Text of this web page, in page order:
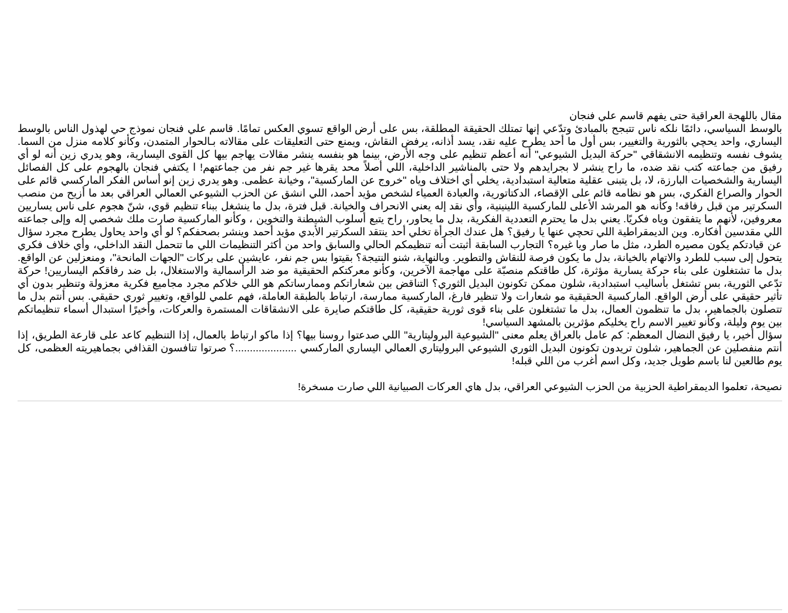
مقال باللهجة العراقية حتى يفهم قاسم علي فنجان
بالوسط السياسي، دائمًا نلكه ناس تتبجح بالمبادئ وتدّعي إنها تمتلك الحقيقة المطلقة، بس على أرض الواقع تسوي العكس تمامًا. قاسم علي فنجان نموذج حي لهذول الناس بالوسط
اليساري، واحد يحچي بالثورية والتغيير، بس أول ما أحد يطرح عليه نقد، يسد أذانه، يرفض النقاش، ويمنع حتى التعليقات على مقالاته بـالحوار المتمدن، وكأنو كلامه منزل من السما.
يشوف نفسه وتنظيمه الانشقاقي "حركة البديل الشيوعي" أنه أعظم تنظيم على وجه الأرض، بينما هو بنفسه ينشر مقالات يهاجم بيها كل القوى اليسارية، وهو يدري زين أنه لو أي
رفيق من جماعته كتب نقد ضده، ما راح ينشر لا بجرايدهم ولا حتى بالمناشير الداخلية، اللي أصلاً محد يقرها غير جم نفر من جماعتهم! ا يكتفي فنجان بالهجوم على كل الفصائل
اليسارية والشخصيات البارزة، لا، بل يتبنى عقلية متعالية استبدادية، يخلي أي اختلاف وياه "خروج عن الماركسية"، وخيانة عظمى. وهو يدري زين إنو أساس الفكر الماركسي قائم على
الحوار والصراع الفكري، بس هو نظامه قائم على الإقصاء، الدكتاتورية، والعبادة العمياء لشخص مؤيد أحمد، اللي انشق عن الحزب الشيوعي العمالي العراقي بعد ما أزيح من منصب
السكرتير من قبل رفاقه! وكأنه هو المرشد الأعلى للماركسية اللينينية، وأي نقد إله يعني الانحراف والخيانة. قبل فترة، بدل ما ينشغل ببناء تنظيم قوي، شنّ هجوم على ناس يساريين
معروفين، لأنهم ما يتفقون وياه فكريًا. يعني بدل ما يحترم التعددية الفكرية، بدل ما يحاور، راح يتبع أسلوب الشيطنة والتخوين ، وكأنو الماركسية صارت ملك شخصي إله وإلى جماعته
اللي مقدسين أفكاره. وين الديمقراطية اللي تحچي عنها يا رفيق؟ هل عندك الجرأة تخلي أحد ينتقد السكرتير الأبدي مؤيد أحمد وينشر بصحفكم؟ لو أي واحد يحاول يطرح مجرد سؤال
عن قيادتكم يكون مصيره الطرد، مثل ما صار ويا غيره؟ التجارب السابقة أثبتت أنه تنظيمكم الحالي والسابق واحد من أكثر التنظيمات اللي ما تتحمل النقد الداخلي، وأي خلاف فكري
يتحول إلى سبب للطرد والاتهام بالخيانة، بدل ما يكون فرصة للنقاش والتطوير. وبالنهاية، شنو النتيجة؟ بقيتوا بس جم نفر، عايشين على بركات "الجهات المانحة"، ومنعزلين عن الواقع.
بدل ما تشتغلون على بناء حركة يسارية مؤثرة، كل طاقتكم منصبّة على مهاجمة الآخرين، وكأنو معركتكم الحقيقية مو ضد الرأسمالية والاستغلال، بل ضد رفاقكم اليساريين! حركة
تدّعي الثورية، بس تشتغل بأساليب استبدادية، شلون ممكن تكونون البديل الثوري؟ التناقض بين شعاراتكم وممارساتكم هو اللي خلاكم مجرد مجاميع فكرية معزولة وتنظير بدون أي
تأثير حقيقي على أرض الواقع. الماركسية الحقيقية مو شعارات ولا تنظير فارغ، الماركسية ممارسة، ارتباط بالطبقة العاملة، فهم علمي للواقع، وتغيير ثوري حقيقي. بس أنتم بدل ما
تتصلون بالجماهير، بدل ما تنظمون العمال، بدل ما تشتغلون على بناء قوى ثورية حقيقية، كل طاقتكم صايرة على الانشقاقات المستمرة والعركات، وأخيرًا استبدال أسماء تنظيماتكم
بين يوم وليلة، وكأنو تغيير الاسم راح يخليكم مؤثرين بالمشهد السياسي!
سؤال أخير، يا رفيق النضال المعظم: كم عامل بالعراق يعلم معنى "الشيوعية البروليتارية" اللي صدعتوا روسنا بيها؟ إذا ماكو ارتباط بالعمال، إذا التنظيم كاعد على قارعة الطريق، إذا
أنتم منفصلين عن الجماهير، شلون تريدون تكونون البديل الثوري الشيوعي البروليتاري العمالي اليساري الماركسي .....................؟ صرتوا تنافسون القذافي بجماهيريته العظمى، كل
يوم طالعين لنا باسم طويل جديد، وكل اسم أغرب من اللي قبله!
نصيحة، تعلموا الديمقراطية الحزبية من الحزب الشيوعي العراقي، بدل هاي العركات الصبيانية اللي صارت مسخرة!